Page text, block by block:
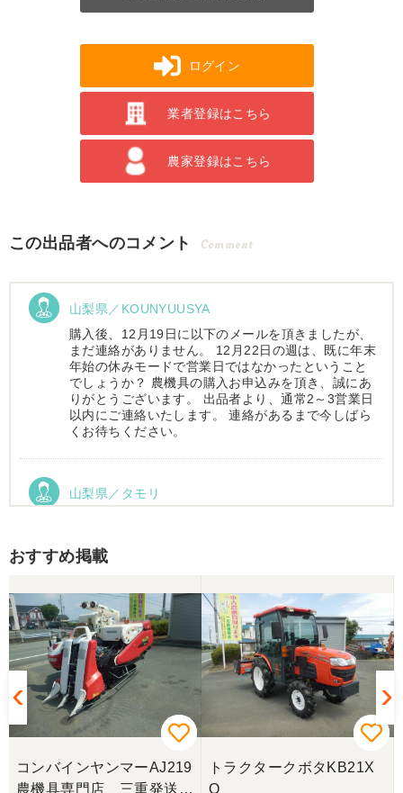
ログイン
業者登録はこちら
農家登録はこちら
この出品者へのコメント Comment
山梨県／KOUNYUUSYA
購入後、12月19日に以下のメールを頂きましたが、
まだ連絡がありません。 12月22日の週は、既に年末
年始の休みモードで営業日ではなかったということ
でしょうか？ 農機具の購入お申込みを頂き、誠にあ
りがとうございます。 出品者より、通常2～3営業日
以内にご連絡いたします。 連絡があるまで今しばら
くお待ちください。
山梨県／タモリ
だきます。ありがとうございました。
山梨県／伊藤明久
引き取りに行くまでに 時間が掛かってしまって
待っていて頂き有り難うございました。
山梨県／樋野進悦
メールの返信がなかったので、残念ですが、こちら
おすすめ掲載
コンバインヤンマーAJ219
農機具専門店 三重発送整
トラクタークボタKB21X
Q